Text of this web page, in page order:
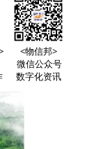
<物信邦>
微信公众号
数字化资讯